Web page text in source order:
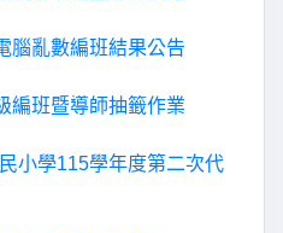
腦亂數編班結果公告
編班暨導師抽籤作業
小學115學年度第二次代